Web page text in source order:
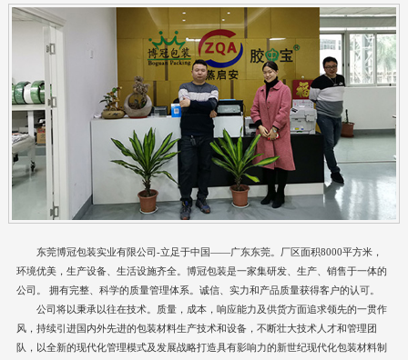
东莞博冠包装实业有限公司-立足于中国——广东东莞。厂区面积8000平方米，
环境优美，生产设备、生活设施齐全。博冠包装是一家集研发、生产、销售于一体的
公司。 拥有完整、科学的质量管理体系。诚信、实力和产品质量获得客户的认可。
公司将以秉承以往在技术。质量，成本，响应能力及供货方面追求领先的一贯作
风，持续引进国内外先进的包装材料生产技术和设备，不断壮大技术人才和管理团
队，以全新的现代化管理模式及发展战略打造具有影响力的新世纪现代化包装材料制